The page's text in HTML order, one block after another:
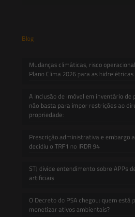
Blog
Mudanças climáticas, risco
Plano Clima 2026 para as hidrelétricas
A inclusão de imóvel em inventário
não basta para impor restrições ao
propriedade:
Prescrição administrativa e embargo
decidiu o TRF1 no IRDR 94
STJ divide entendimento sobre APPs
artificiais
O Decreto do PSA chegou: quem está
monetizar ativos ambientais?